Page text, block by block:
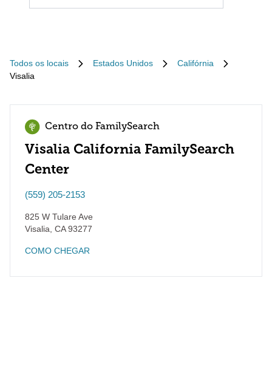
Todos os locais Estados Unidos
Califórnia
Visalia
Centro do FamilySearch
Visalia California FamilySearch
Center
(559) 205-2153
825 W Tulare Ave
Visalia CA93277
COMO CHEGAR